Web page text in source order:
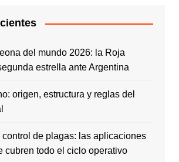
del mundo 2026: la Roja
estrella ante Argentina
origen, estructura y reglas del
control de plagas: las aplicaciones
cubren todo el ciclo operativo